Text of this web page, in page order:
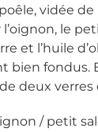
vidée de
le
et l’huile
bien fondus.
deux verres
/ petit